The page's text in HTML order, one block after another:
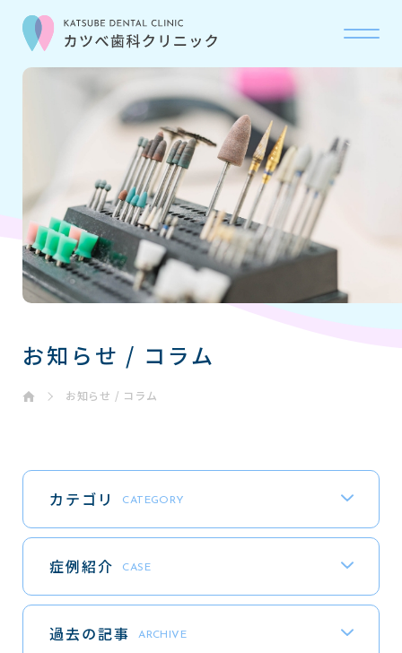
当院について ABOUT
診療科目 OUR CARE
初診の流れ FLOW
WEB診療予約
電話で問い合わせる
お知らせ / コラム
お知らせ / コラム
カテゴリ CATEGORY
症例紹介 CASE
過去の記事 ARCHIVE